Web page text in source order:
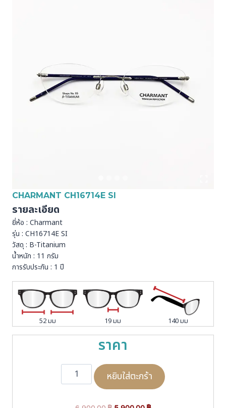
CHARMANT CH16714E SI
รายละเอียด
ยี่ห้อ : Charmant
รุ่น : CH16714E SI
วัสดุ : B-Titanium
น้ำหนัก : 11 กรัม
การรับประกัน : 1 ปี
52 มม 19 มม 140 มม
ราคา
จำ
หยิบใส่ตะกร้า